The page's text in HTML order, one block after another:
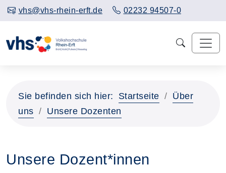
vhs@vhs-rhein-erft.de 02232 94507-0
Sie befinden sich hier: Startseite
Über
uns
Unsere Dozenten
Unsere Dozent*innen